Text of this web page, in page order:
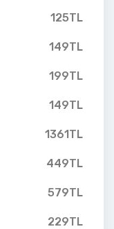
125TL
149TL
199TL
149TL
1361TL
449TL
579TL
229TL